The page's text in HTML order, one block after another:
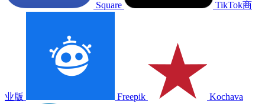
Square TikTok商
业版 Freepik Kochava